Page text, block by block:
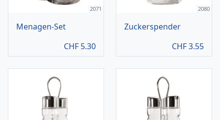
2071
Menagen-Set
CHF 5.30
2080
Zuckerspender
CHF3.55